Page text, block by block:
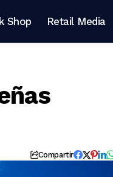
Shop Retail Media
Compartir